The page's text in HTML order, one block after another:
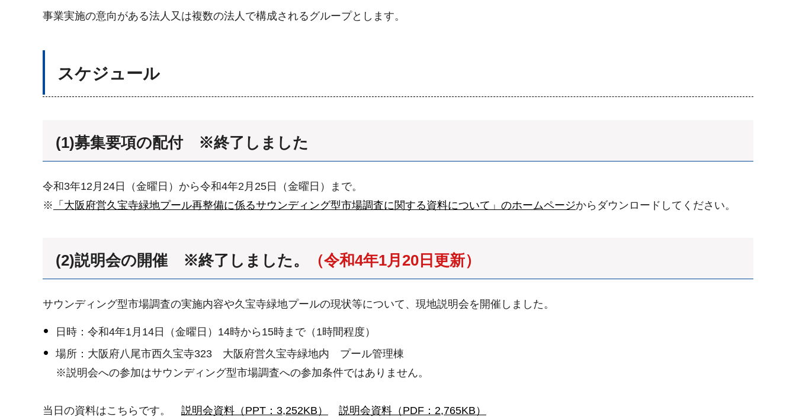
事業実施の意向がある法人又は複数の法人で構成されるグループとします。
スケジュール
(1)募集要項の配付 ※終了しました
令和3年12月24日（金曜日）から令和4年2月25日（金曜日）まで。
※ 「大阪府営久宝寺緑地プール再整備に係るサウンディング型市場調査に関する資料について」のホームページからダウンロードしてください。
(2)説明会の開催 ※終了しました。 （令和4年1月20日更新）
サウンディング型市場調査の実施内容や久宝寺緑地プールの現状等について、現地説明会を開催しました。
日時：令和4年1月14日（金曜日）14時から15時まで（1時間程度）
場所：大阪府八尾市西久宝寺323 大阪府営久宝寺緑地内 プール管理棟
※説明会への参加はサウンディング型市場調査への参加条件ではありません。
当日の資料はこちらです。 説明会資料（PPT：3,252KB） 説明会資料（PDF：2,765KB）